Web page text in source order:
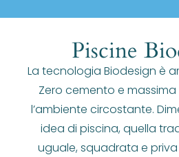
Piscine
La tecnologia Biodesign è
Zero cemento e
l’ambiente circostante.
idea di piscina, quella
uguale, squadrata e